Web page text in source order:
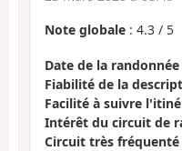
Note globale : 4.3 / 5
Date de la randonnée
Fiabilité de la
Facilité à suivre
Intérêt du circuit de
Circuit très fréquenté